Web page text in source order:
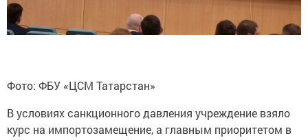
Фото: ФБУ «ЦСМ Татарстан»
В условиях санкционного давления учреждение взяло
курс на импортозамещение, а главным приоритетом в